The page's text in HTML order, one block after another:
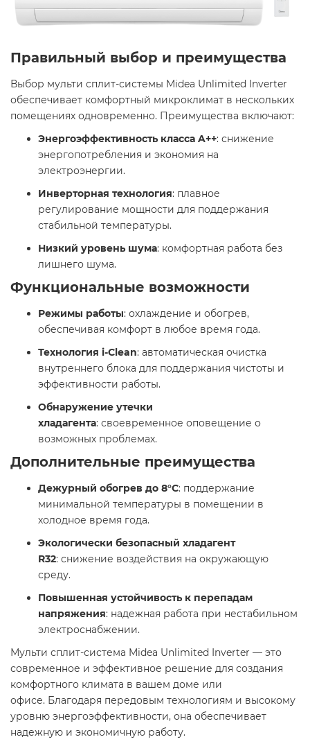
Правильный выбор и преимущества
Выбор мульти сплит-системы Midea Unlimited Inverter
обеспечивает комфортный микроклимат в нескольких
помещениях одновременно. Преимущества включают:​
Энергоэффективность класса A++: снижение
энергопотребления и экономия на
электроэнергии.​
Инверторная технология: плавное
регулирование мощности для поддержания
стабильной температуры.​
Низкий уровень шума: комфортная работа без
лишнего шума. ​
Функциональные возможности
Режимы работы: охлаждение и обогрев,
обеспечивая комфорт в любое время года.​
Технология i-Clean: автоматическая очистка
внутреннего блока для поддержания чистоты и
эффективности работы.​
Обнаружение утечки
хладагента: своевременное оповещение о
возможных проблемах. ​
Дополнительные преимущества
Дежурный обогрев до 8°С: поддержание
минимальной температуры в помещении в
холодное время года.​
Экологически безопасный хладагент
R32: снижение воздействия на окружающую
среду.​
Повышенная устойчивость к перепадам
напряжения: надежная работа при нестабильном
электроснабжении. ​
Мульти сплит-система Midea Unlimited Inverter — это
современное и эффективное решение для создания
комфортного климата в вашем доме или
офисе. Благодаря передовым технологиям и высокому
уровню энергоэффективности, она обеспечивает
надежную и экономичную работу.​